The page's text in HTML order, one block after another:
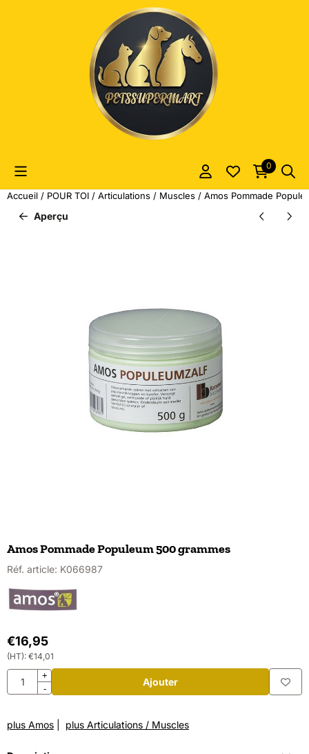
Les préférences de cookies sont actuellement fermées.
0
Accueil / POUR TOI / Articulations / Muscles / Amos Pommade
Aperçu
Amos Pommade Populeum 500 grammes
Réf. article: K066987
€16,95
(HT): €14,01
Quantité+
-
Ajouter
plus Amos plus Articulations / Muscles